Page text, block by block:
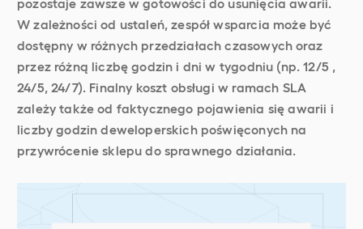
W zależności od ustaleń, zespół wsparcia może być
dostępny w różnych przedziałach czasowych oraz
przez różną liczbę godzin i dni w tygodniu (np. 12/5 ,
24/5, 24/7). Finalny koszt obsługi w ramach SLA
zależy także od faktycznego pojawienia się awarii i
liczby godzin deweloperskich poświęconych na
przywrócenie sklepu do sprawnego działania.